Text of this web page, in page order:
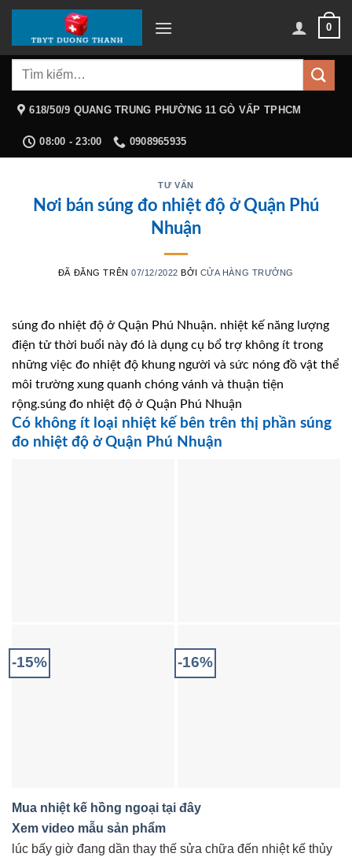
Chuyển
nội
dung
0
Tìm
618/50/9 QUANG TRUNG PHƯỜNG 11 GÒ VẤP TPHCM
08:00 - 23:00 0908965935
TƯ VẤN
Nơi bán súng đo nhiệt độ ở Quận Phú
Nhuận
ĐÃ ĐĂNG TRÊN07/12/2022 BỞI CỬA HÀNG TRƯỞNG
súng đo nhiệt độ ở Quận Phú Nhuận. nhiệt kế năng lượng
điện tử thời buổi này đó là dụng cụ bổ trợ không ít trong
những việc đo nhiệt độ khung người và sức nóng đồ vật thể
môi trường xung quanh chóng vánh và thuận tiện
rộng.súng đo nhiệt độ ở Quận Phú Nhuận
Có không ít loại nhiệt kế bên trên thị phần súng
đo nhiệt độ ở Quận Phú Nhuận
-15% -16%
Mua nhiệt kế hồng ngoại tại đây
Xem video mẫu sản phẩm
lúc bấy giờ đang dần thay thế sửa chữa đến nhiệt kế thủy